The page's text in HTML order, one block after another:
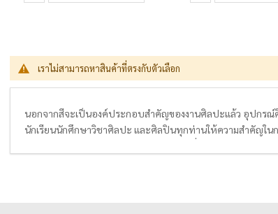
เราไม่สามารถหาสินค้าที่ตรงกับตัวเลือก
นอกจากสีจะเป็นองค์ประกอบสำคัญของงานศิลปะแล้ว อุปกรณ์
นักเรียนนักศึกษาวิชาศิลปะ และศิลปินทุกท่านให้ความสำคัญใน
มาก และล้างทำความสะอาดได้ง่าย ในขณะที่กระดาษสำหรับว